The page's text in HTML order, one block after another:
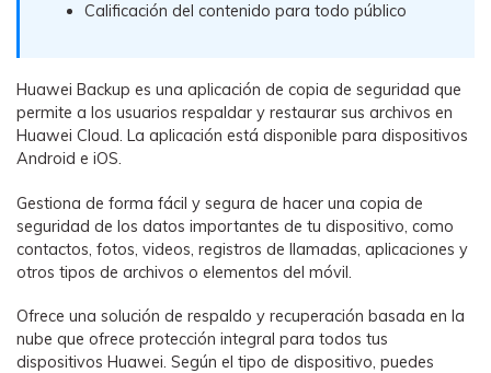
Calificación del contenido para todo público
Huawei Backup es una aplicación de copia de seguridad que
permite a los usuarios respaldar y restaurar sus archivos en
Huawei Cloud. La aplicación está disponible para dispositivos
Android e iOS.
Gestiona de forma fácil y segura de hacer una copia de
seguridad de los datos importantes de tu dispositivo, como
contactos, fotos, videos, registros de llamadas, aplicaciones y
otros tipos de archivos o elementos del móvil.
Ofrece una solución de respaldo y recuperación basada en la
nube que ofrece protección integral para todos tus
dispositivos Huawei. Según el tipo de dispositivo, puedes